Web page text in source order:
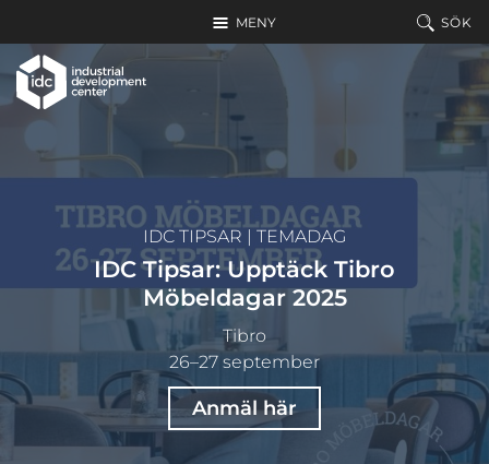
MENY SÖK
IDC TIPSAR | TEMADAG
IDC Tipsar: Upptäck Tibro
Möbeldagar 2025
Tibro
26–27 september
Anmäl här